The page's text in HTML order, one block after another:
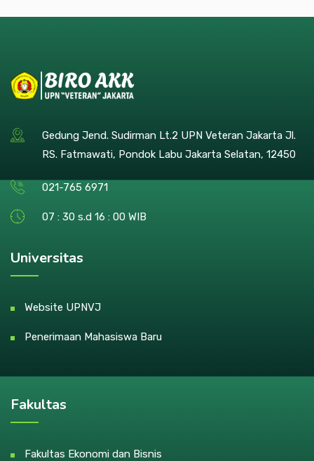
Gedung Jend. Sudirman Lt.2 UPN Veteran Jakarta Jl.
RS. Fatmawati, Pondok Labu Jakarta Selatan, 12450
021-765 6971
07 : 30 s.d 16 : 00 WIB
Universitas
Website UPNVJ
Penerimaan Mahasiswa Baru
Fakultas
Fakultas Ekonomi dan Bisnis